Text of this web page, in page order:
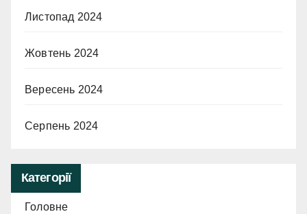
Листопад 2024
Жовтень 2024
Вересень 2024
Серпень 2024
Категорії
Головне